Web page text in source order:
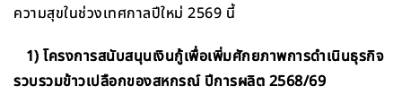
ความสุขในช่วงเทศกาลปีใหม่ 2569 นี้
1) โครงการสนับสนุนเงินกู้เพื่อเพิ่มศักยภาพการดำเนินธุรกิจ
รวบรวมข้าวเปลือกของสหกรณ์ ปีการผลิต 2568/69